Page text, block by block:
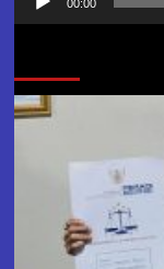
00:00